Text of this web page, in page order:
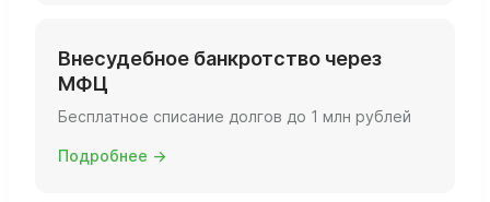
Внесудебное банкротство через
МФЦ
Бесплатное списание долгов до 1 млн рублей
Подробнее →